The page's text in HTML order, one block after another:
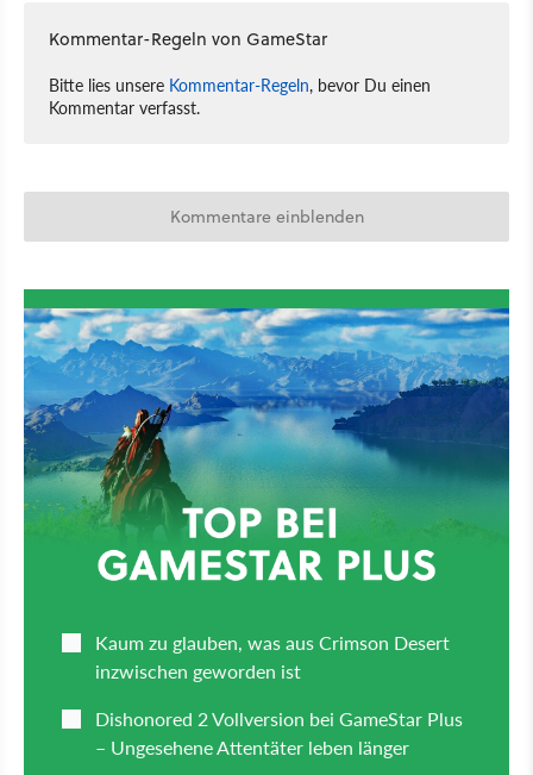
Kommentar-Regeln von GameStar
Bitte lies unsere Kommentar-Regeln, bevor Du einen
Kommentar verfasst.
Kommentare einblenden